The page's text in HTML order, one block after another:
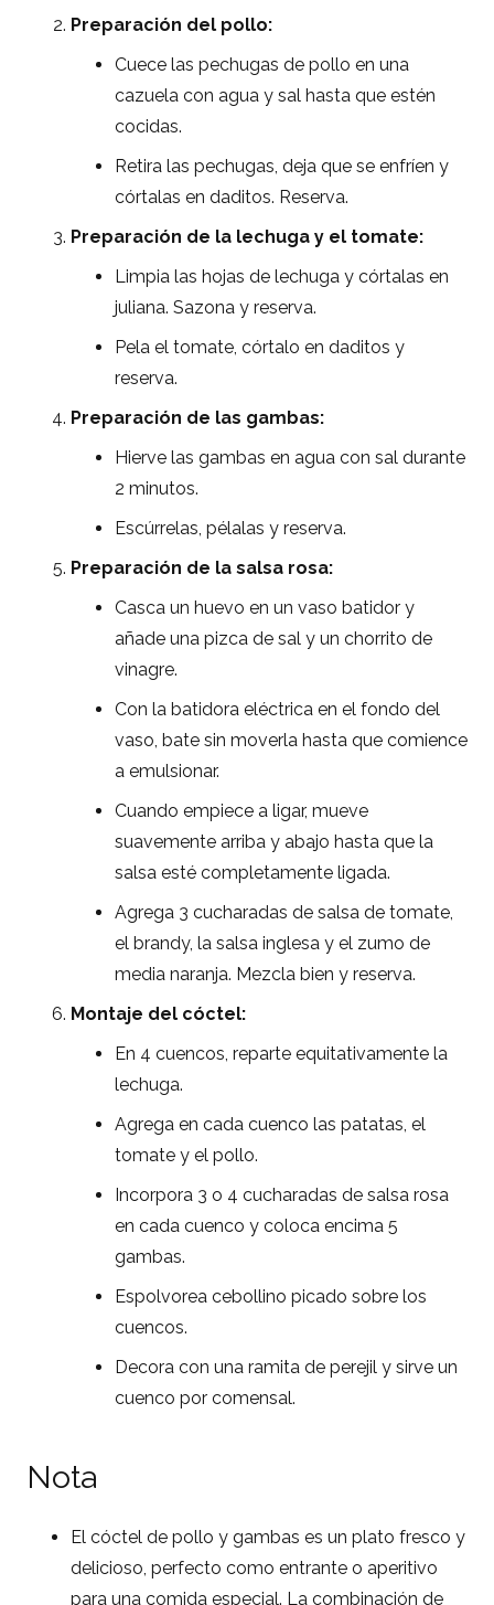
Preparación del pollo:
Cuece las pechugas de pollo en una
cazuela con agua y sal hasta que estén
cocidas.
Retira las pechugas, deja que se enfríen y
córtalas en daditos. Reserva.
Preparación de la lechuga y el tomate:
Limpia las hojas de lechuga y córtalas en
juliana. Sazona y reserva.
Pela el tomate, córtalo en daditos y
reserva.
Preparación de las gambas:
Hierve las gambas en agua con sal durante
2 minutos.
Escúrrelas, pélalas y reserva.
Preparación de la salsa rosa:
Casca un huevo en un vaso batidor y
añade una pizca de sal y un chorrito de
vinagre.
Con la batidora eléctrica en el fondo del
vaso, bate sin moverla hasta que comience
a emulsionar.
Cuando empiece a ligar, mueve
suavemente arriba y abajo hasta que la
salsa esté completamente ligada.
Agrega 3 cucharadas de salsa de tomate,
el brandy, la salsa inglesa y el zumo de
media naranja. Mezcla bien y reserva.
Montaje del cóctel:
En 4 cuencos, reparte equitativamente la
lechuga.
Agrega en cada cuenco las patatas, el
tomate y el pollo.
Incorpora 3 o 4 cucharadas de salsa rosa
en cada cuenco y coloca encima 5
gambas.
Espolvorea cebollino picado sobre los
cuencos.
Decora con una ramita de perejil y sirve un
cuenco por comensal.
Nota
El cóctel de pollo y gambas es un plato fresco y
delicioso, perfecto como entrante o aperitivo
para una comida especial. La combinación de